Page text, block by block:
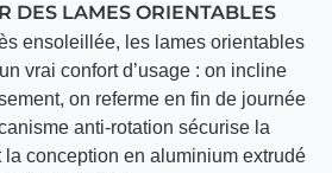
DES LAMES ORIENTABLES
ensoleillée, les lames orientables
vrai confort d’usage : on incline
on referme en fin de journée
anti-rotation sécurise la
conception en aluminium extrudé